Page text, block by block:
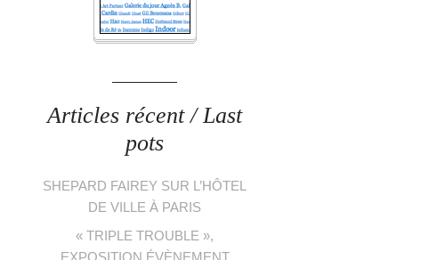
Articles récent / Last
pots
SHEPARD FAIREY SUR L’HÔTEL
DE VILLE À PARIS
« TRIPLE TROUBLE »,
EXPOSITION ÉVÈNEMENT